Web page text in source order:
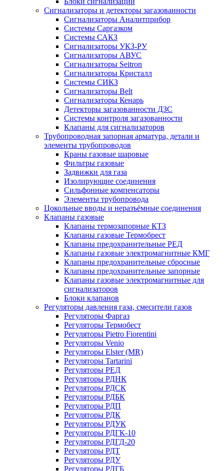
Сигнализаторы и детекторы загазованности
Сигнализаторы Аналитприбор
Системы Саргазком
Системы САКЗ
Сигнализаторы УКЗ-РУ
Сигнализаторы АВУС
Сигнализаторы Seitron
Сигнализаторы Кристалл
Системы СИКЗ
Сигнализаторы Belt
Сигнализаторы Кенарь
Детекторы загазованности ДЗС
Системы контроля загазованности
Клапаны для сигнализаторов
Трубопроводная запорная арматура, детали и
элементы трубопроводов
Краны газовые шаровые
Фильтры газовые
Задвижки для газа
Изолирующие соединения
Сильфонные компенсаторы
Элементы трубопровода
Цокольные вводы и неразъёмные соединения
Клапаны газовые
Клапаны термозапорные КТЗ
Клапаны газовые Термобрест
Клапаны предохранительные РЕД
Клапаны газовые электромагнитные КМГ
Клапаны предохранительные сбросные
Клапаны предохранительные запорные
Клапаны газовые электромагнитные для
сигнализаторов
Блоки клапанов
Регуляторы давления газа, смесители газов
Регуляторы Фаргаз
Регуляторы Термобест
Регуляторы Pietro Fiorentini
Регуляторы Venio
Регуляторы Elster (MR)
Регуляторы Tartarini
Регуляторы РЕД
Регуляторы РДНК
Регуляторы РДСК
Регуляторы РДБК
Регуляторы РДП
Регуляторы РДК
Регуляторы РДУК
Регуляторы РДГК-10
Регуляторы РДГД-20
Регуляторы РДТ
Регуляторы РДУ
Регуляторы РДГБ